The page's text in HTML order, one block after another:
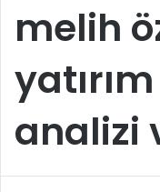
melih
analizi